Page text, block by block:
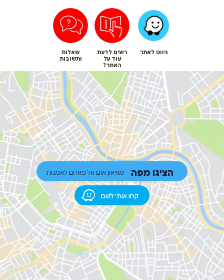
ניווט לאתר
רוצים לדעת
עוד על
האתר?
שאלות
ותשובות
קחו אותי לשם
הציגו מפה מוזיאון אום אל פאחם לאמנות